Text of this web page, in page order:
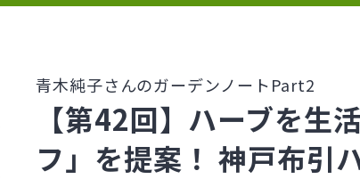
青木純子さんのガーデンノートPart2
【第42回】ハーブを生
フ」を提案！ 神戸布引